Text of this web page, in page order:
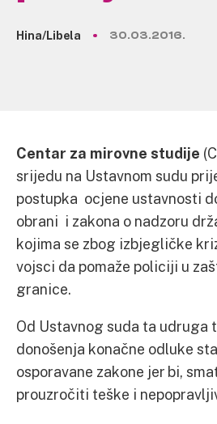
Hina/Libela 30.03.2016.
Centar za mirovne studije
srijedu na Ustavnom sudu
postupka ocjene ustavnosti
obrani i zakona o nadzoru
kojima se zbog izbjegličke
vojsci da pomaže policiji u
granice.
Od Ustavnog suda ta udruga
donošenja konačne odluke
osporavane zakone jer bi,
prouzročiti teške i